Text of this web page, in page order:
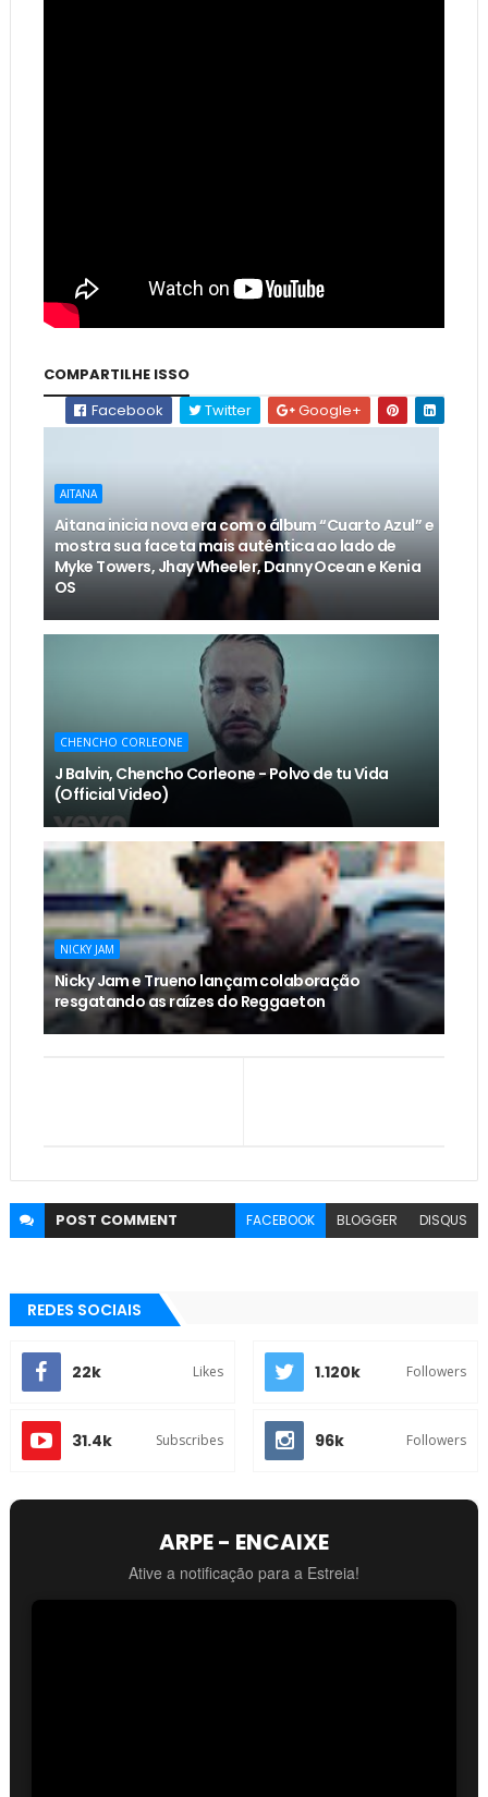
COMPARTILHE ISSO
Facebook
Twitter Google+
AITANA
Aitana inicia nova era com o álbum “Cuarto Azul” e
mostra sua faceta mais autêntica ao lado de
Myke Towers, Jhay Wheeler, Danny Ocean e Kenia
OS
CHENCHO CORLEONE
J Balvin, Chencho Corleone - Polvo de tu Vida
(Official Video)
NICKY JAM
Nicky Jam e Trueno lançam colaboração
resgatando as raízes do Reggaeton
POST COMMENT FACEBOOK BLOGGER DISQUS
REDES SOCIAIS
22k Likes 1.120k Followers
31.4k Subscribes 96k Followers
ARPE - ENCAIXE
Ative a notificação para a Estreia!